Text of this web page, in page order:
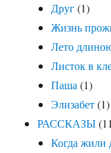
Друг(1)
Жизнь
Лето
Листок в
Паша (1)
Элизабет(1)
РАССКАЗЫ
Когда жили